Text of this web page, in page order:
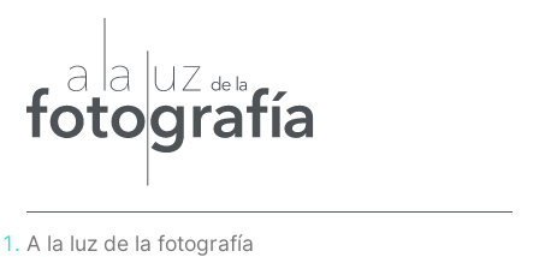
Primary
Sidebar
A la luz de la fotografía